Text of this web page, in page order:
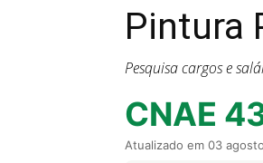
Pintura
Pesquisa cargos e
CNAE
Atualizado em 03